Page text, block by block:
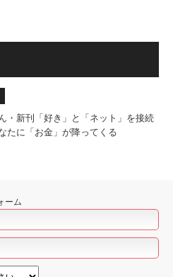
・新刊「好き」と「ネット」を接続
たに「お金」が降ってくる